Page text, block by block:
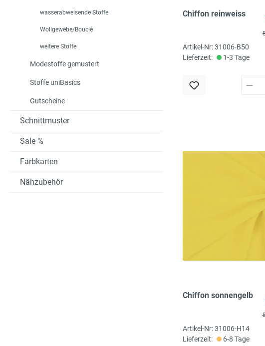
wasserabweisende Stoffe
Wollgewebe/Bouclé
weitere Stoffe
Modestoffe gemustert
Stoffe uniBasics
Gutscheine
Schnittmuster
Sale %
Farbkarten
Nähzubehör
Chiffon reinweiss
Artikel-Nr: 31006-B50
Lieferzeit:
1-3 Tage
Chiffon sonnengelb
Artikel-Nr: 31006-H14
Lieferzeit:
6-8 Tage